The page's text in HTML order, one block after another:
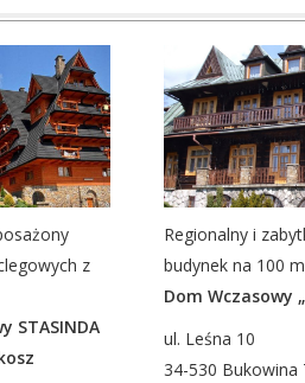
z
STASINDA
Regionalny i
budynek na 100
Dom Wczasowy
ul. Leśna 10
34-530 Bukowina